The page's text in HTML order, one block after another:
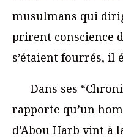
musulmans qui
prirent conscience
s’étaient fourrés, il
Dans ses
rapporte qu’un
d’Abou Harb vint à